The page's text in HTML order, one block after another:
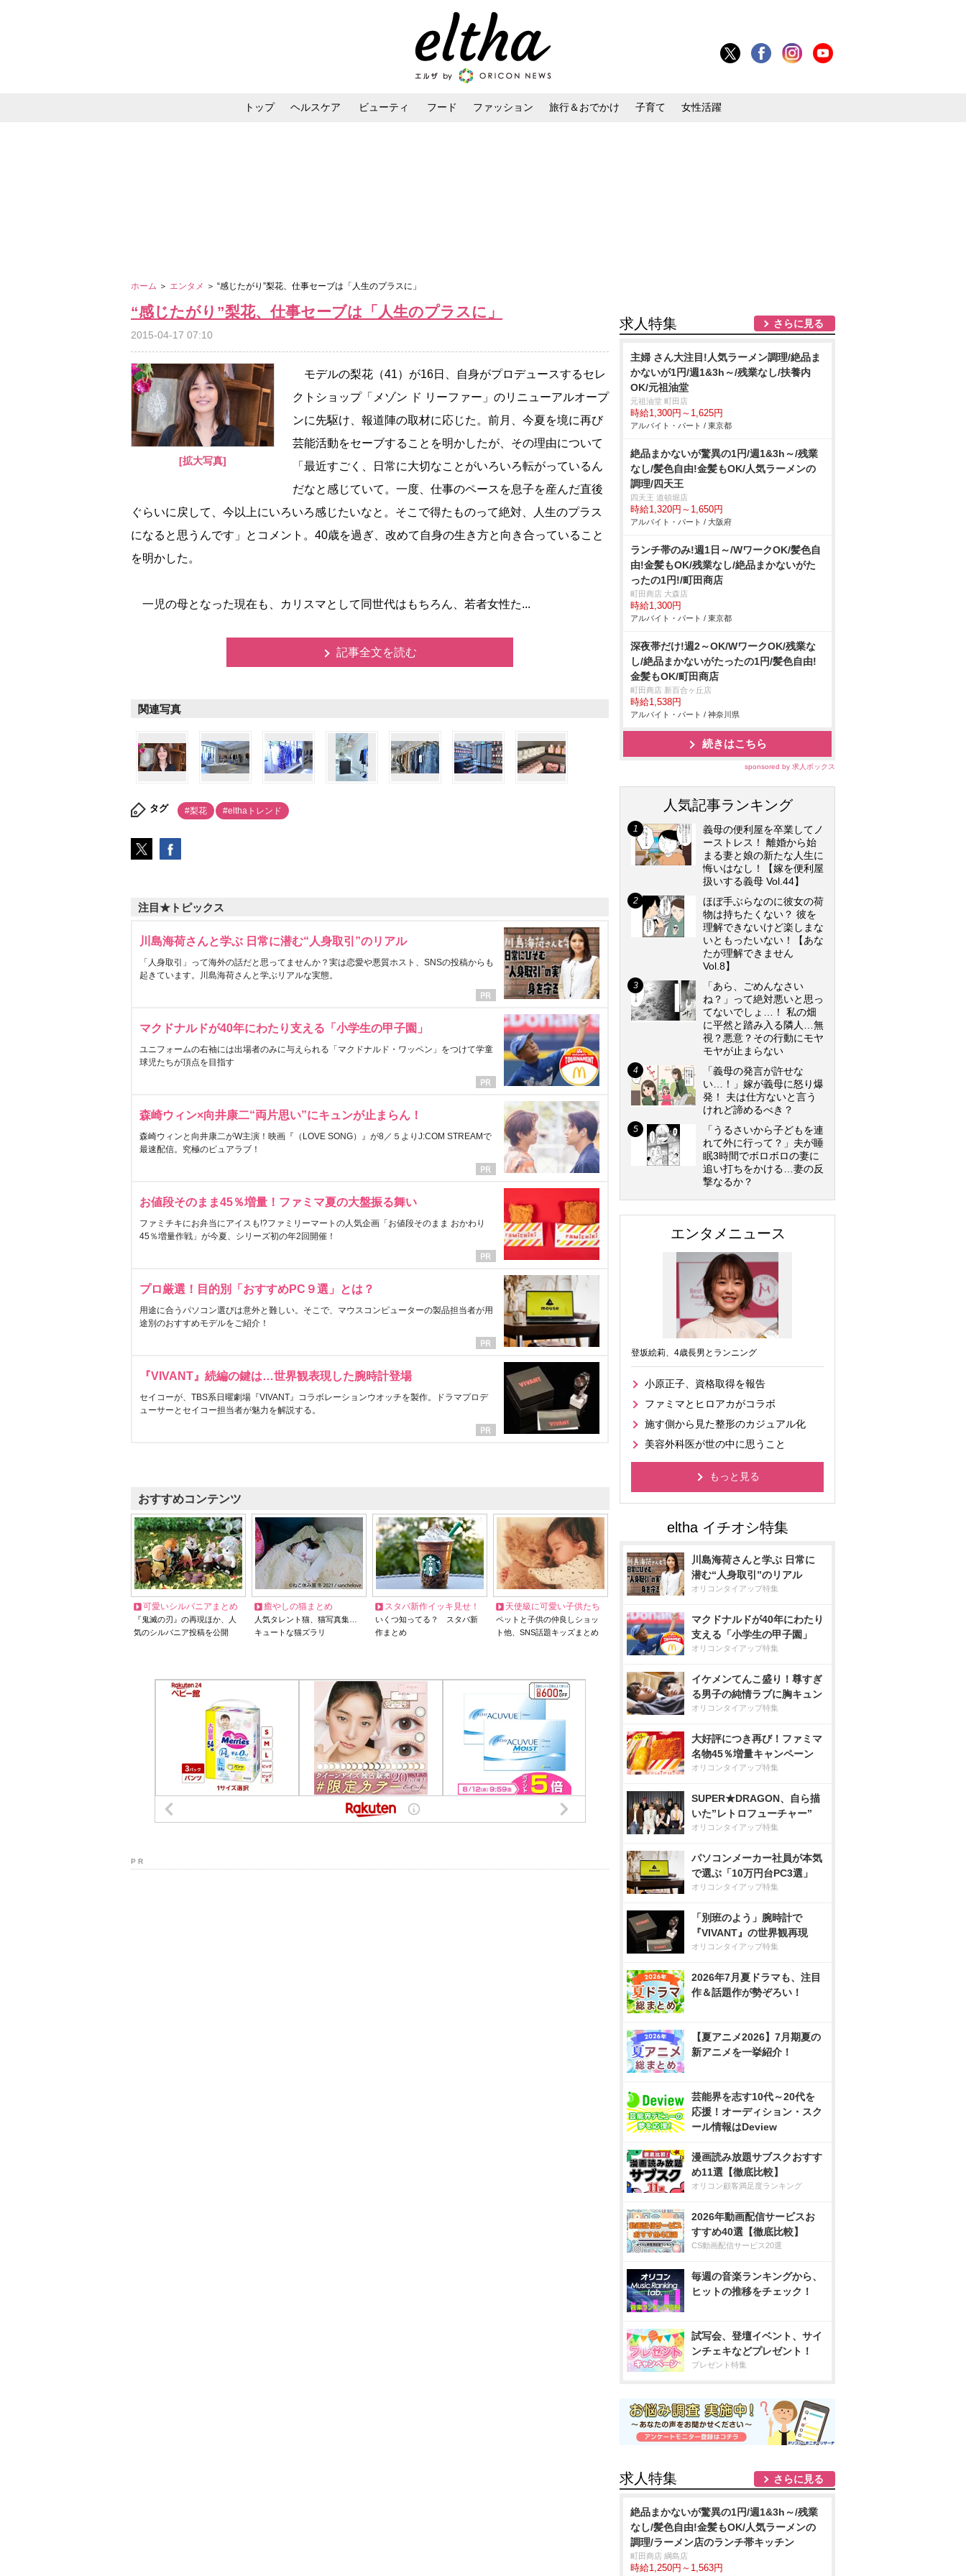
トップ ヘルスケア ビューティ フード ファッション 旅行＆おでかけ 子育て 女性活躍
ホーム ＞ エンタメ ＞ “感じたがり”梨花、仕事セーブは「人生のプラスに」
“感じたがり”梨花、仕事セーブは「人生のプラスに」
2015-04-17 07:10
[拡大写真]
モデルの梨花（41）が16日、自身がプロデュースするセレ
クトショップ「メゾン ド リーファー」のリニューアルオープ
ンに先駆け、報道陣の取材に応じた。前月、今夏を境に再び
芸能活動をセーブすることを明かしたが、その理由について
「最近すごく、日常に大切なことがいろいろ転がっているん
だなと感じていて。一度、仕事のペースを息子を産んだ直後
ぐらいに戻して、今以上にいろいろ感じたいなと。そこで得たものって絶対、人生のプラス
になると思うんです」とコメント。40歳を過ぎ、改めて自身の生き方と向き合っていること
を明かした。
一児の母となった現在も、カリスマとして同世代はもちろん、若者女性た...
記事全文を読む
関連写真
タグ #梨花 #elthaトレンド
注目★トピックス
川島海荷さんと学ぶ 日常に潜む“人身取引”のリアル
「人身取引」って海外の話だと思ってませんか？実は恋愛や悪質ホスト、SNSの投稿からも
起きています。川島海荷さんと学ぶリアルな実態。
マクドナルドが40年にわたり支える「小学生の甲子園」
ユニフォームの右袖には出場者のみに与えられる「マクドナルド・ワッペン」をつけて学童
球児たちが頂点を目指す
森崎ウィン×向井康二“両片思い”にキュンが止まらん！
森崎ウィンと向井康二がW主演！映画『（LOVE SONG）』が8／５よりJ:COM STREAMで
最速配信。究極のピュアラブ！
お値段そのまま45％増量！ファミマ夏の大盤振る舞い
ファミチキにお弁当にアイスも!?ファミリーマートの人気企画「お値段そのまま おかわり
45％増量作戦」が今夏、シリーズ初の年2回開催！
プロ厳選！目的別「おすすめPC９選」とは？
用途に合うパソコン選びは意外と難しい。そこで、マウスコンピューターの製品担当者が用
途別のおすすめモデルをご紹介！
『VIVANT』続編の鍵は…世界観表現した腕時計登場
セイコーが、TBS系日曜劇場『VIVANT』コラボレーションウオッチを製作。ドラマプロデ
ューサーとセイコー担当者が魅力を解説する。
おすすめコンテンツ
可愛いシルバニアまとめ
『鬼滅の刃』の再現ほか、人
気のシルバニア投稿を公開
癒やしの猫まとめ
人気タレント猫、猫写真集…
キュートな猫ズラリ
スタバ新作イッキ見せ！
いくつ知ってる？ スタバ新
作まとめ
天使級に可愛い子供たち
ペットと子供の仲良しショッ
ト他、SNS話題キッズまとめ
P R
求人特集 さらに見る
主婦 さん大注目!人気ラーメン調理/絶品ま
かないが1円/週1&3h～/残業なし/扶養内
OK/元祖油堂
元祖油堂 町田店
時給1,300円～1,625円
アルバイト・パート / 東京都
絶品まかないが驚異の1円/週1&3h～/残業
なし/髪色自由!金髪もOK/人気ラーメンの
調理/四天王
四天王 道頓堀店
時給1,320円～1,650円
アルバイト・パート / 大阪府
ランチ帯のみ!週1日～/WワークOK/髪色自
由!金髪もOK/残業なし/絶品まかないがた
ったの1円!/町田商店
町田商店 大森店
時給1,300円
アルバイト・パート / 東京都
深夜帯だけ!週2～OK/WワークOK/残業な
し/絶品まかないがたったの1円/髪色自由!
金髪もOK/町田商店
町田商店 新百合ヶ丘店
時給1,538円
アルバイト・パート / 神奈川県
続きはこちら
sponsored by 求人ボックス
人気記事ランキング
義母の便利屋を卒業してノ
ーストレス！ 離婚から始
まる妻と娘の新たな人生に
悔いはなし！【嫁を便利屋
扱いする義母 Vol.44】
ほぼ手ぶらなのに彼女の荷
物は持ちたくない？ 彼を
理解できないけど楽しまな
いともったいない！【あな
たが理解できません
Vol.8】
「あら、ごめんなさい
ね？」って絶対悪いと思っ
てないでしょ…！ 私の畑
に平然と踏み入る隣人…無
視？悪意？その行動にモヤ
モヤが止まらない
「義母の発言が許せな
い…！」嫁が義母に怒り爆
発！ 夫は仕方ないと言う
けれど諦めるべき？
「うるさいから子どもを連
れて外に行って？」夫が睡
眠3時間でボロボロの妻に
追い打ちをかける…妻の反
撃なるか？
エンタメニュース
登坂絵莉、4歳長男とランニング
小原正子、資格取得を報告
ファミマとヒロアカがコラボ
施す側から見た整形のカジュアル化
美容外科医が世の中に思うこと
もっと見る
川島海荷さんと学ぶ 日常に
潜む“人身取引”のリアル
オリコンタイアップ特集
マクドナルドが40年にわたり
支える「小学生の甲子園」
オリコンタイアップ特集
イケメンてんこ盛り！尊すぎ
る男子の純情ラブに胸キュン
オリコンタイアップ特集
大好評につき再び！ファミマ
名物45％増量キャンペーン
オリコンタイアップ特集
SUPER★DRAGON、自ら描
いた”レトロフューチャー”
オリコンタイアップ特集
パソコンメーカー社員が本気
で選ぶ「10万円台PC3選」
オリコンタイアップ特集
「別班のよう」腕時計で
『VIVANT』の世界観再現
オリコンタイアップ特集
2026年7月夏ドラマも、注目
作＆話題作が勢ぞろい！
【夏アニメ2026】7月期夏の
新アニメを一挙紹介！
芸能界を志す10代～20代を
応援！オーディション・スク
ール情報はDeview
漫画読み放題サブスクおすす
め11選【徹底比較】
オリコン顧客満足度ランキング
2026年動画配信サービスお
すすめ40選【徹底比較】
CS動画配信サービス20選
毎週の音楽ランキングから、
ヒットの推移をチェック！
試写会、登壇イベント、サイ
ンチェキなどプレゼント！
プレゼント特集
求人特集 さらに見る
絶品まかないが驚異の1円/週1&3h～/残業
なし/髪色自由!金髪もOK/人気ラーメンの
調理/ラーメン店のランチ帯キッチン
町田商店 綱島店
時給1,250円～1,563円